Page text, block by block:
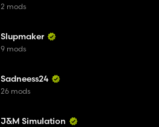
2 mods
Slupmaker
9 mods
Sadneess24
26 mods
J&M Simulation